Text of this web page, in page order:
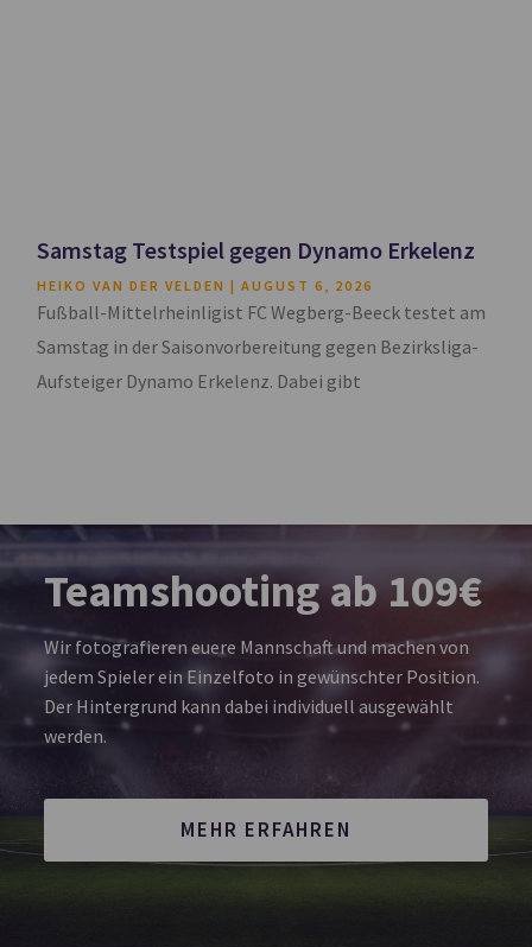
Samstag Testspiel gegen Dynamo Erkelenz
HEIKO VAN DER VELDEN AUGUST 6, 2026
Fußball-Mittelrheinligist FC Wegberg-Beeck testet am
Samstag in der Saisonvorbereitung gegen Bezirksliga-
Aufsteiger Dynamo Erkelenz. Dabei gibt
Teamshooting ab 109€
Wir fotografieren euere Mannschaft und machen von
jedem Spieler ein Einzelfoto in gewünschter Position.
Der Hintergrund kann dabei individuell ausgewählt
werden.
MEHR ERFAHREN